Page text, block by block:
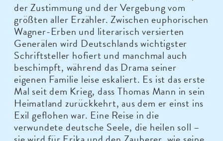
der Zustimmung und der Vergebung vom
größten aller Erzähler. Zwischen euphorischen
Wagner-Erben und literarisch versierten
Generälen wird Deutschlands wichtigster
Schriftsteller hofiert und manchmal auch
beschimpft, während das Drama seiner
eigenen Familie leise eskaliert. Es ist das erste
Mal seit dem Krieg, dass Thomas Mann in sein
Heimatland zurückkehrt, aus dem er einst ins
Exil geflohen war. Eine Reise in die
verwundete deutsche Seele, die heilen soll –